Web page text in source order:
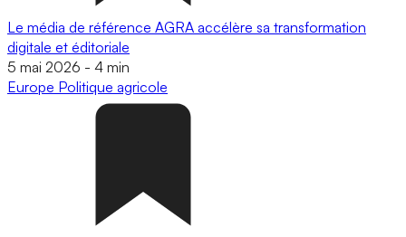
Le média de référence AGRA accélère sa transformation
digitale et éditoriale
5 mai 2026 - 4 min
Europe Politique agricole